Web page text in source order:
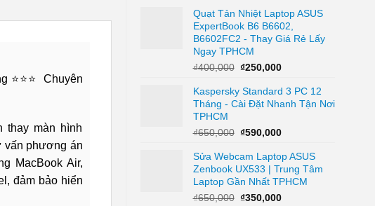
Quạt Tản Nhiệt Laptop ASUS
ExpertBook B6 B6602,
B6602FC2 - Thay Giá Rẻ Lấy
Ngay TPHCM
₫400,000 Giá
là:
₫400,000.
₫250,000Giá
tại
là:
Kaspersky Standard 3 PC 12
Tháng - Cài Đặt Nhanh Tận Nơi
TPHCM
₫650,000 Giá
là:
₫650,000.
₫590,000Giá
tại
là:
₫590,000.
Sửa Webcam Laptop ASUS
Zenbook UX533 | Trung Tâm
Laptop Gần Nhất TPHCM
₫650,000 Giá
₫350,000Giá
⭐⭐⭐ Chuyên
thay màn hình
vấn phương án
MacBook Air,
đảm bảo hiển